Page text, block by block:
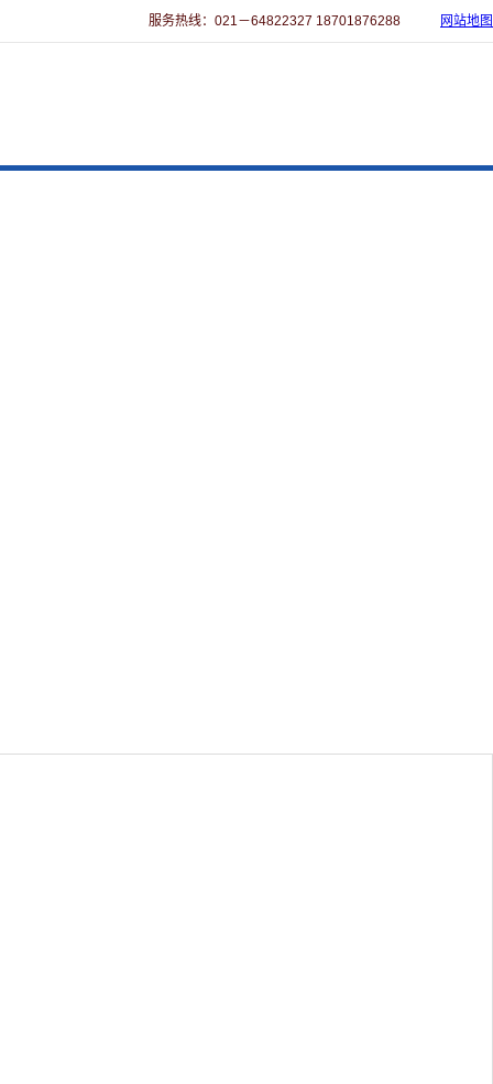
服务热线：021－64822327 18701876288 网站地图